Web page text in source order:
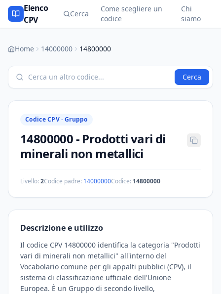
Elenco
CPV
Cerca
Come scegliere un
codice
Chi
siamo
Home 14000000 14800000
Cerca
Codice CPV · Gruppo
14800000- Prodotti vari di
minerali non metallici
Livello:2Codice padre: 14000000Codice: 14800000
Descrizione e utilizzo
Il codice CPV 14800000 identifica la categoria "Prodotti
vari di minerali non metallici" all'interno del
Vocabolario comune per gli appalti pubblici (CPV), il
sistema di classificazione ufficiale dell'Unione
Europea. È un Gruppo di secondo livello,